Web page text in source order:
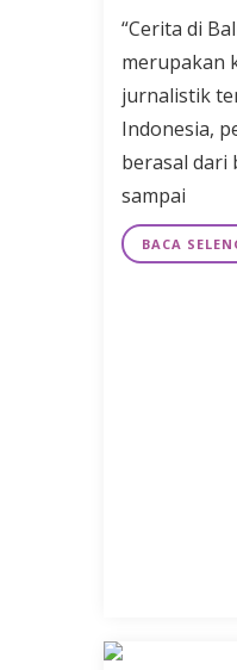
“Cerita di
merupakan
jurnalistik
Indonesia,
berasal dari
sampai
BACA